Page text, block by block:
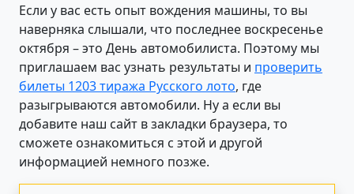
Если у вас есть опыт вождения машины, то вы
наверняка слышали, что последнее воскресенье
октября – это День автомобилиста. Поэтому мы
приглашаем вас узнать результаты и проверить
билеты 1203 тиража Русского лото, где
разыгрываются автомобили. Ну а если вы
добавите наш сайт в закладки браузера, то
сможете ознакомиться с этой и другой
информацией немного позже.